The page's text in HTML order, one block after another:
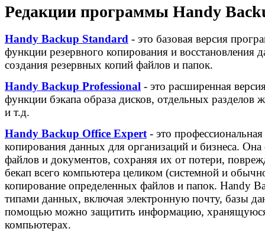
Редакции программы Handy
Handy Backup Standard - это базовая версия
функции резервного копирования и восстановления
создания резервных копий файлов и папок.
Handy Backup Professional - это расширенная
функции бэкапа образа дисков, отдельных разделов
и т.д.
Handy Backup Office Expert - это
копирования данных для организаций и бизнеса.
файлов и документов, сохраняя их от потери,
бекап всего компьютера целиком (системной и
копирование определенных файлов и папок. Handy
типами данных, включая электронную почту, базы
помощью можно защитить информацию, хранящуюся
компьютерах.